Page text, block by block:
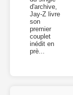
d'archive,
Jay-Z livre
son
premier
couplet
inédit en
prè...